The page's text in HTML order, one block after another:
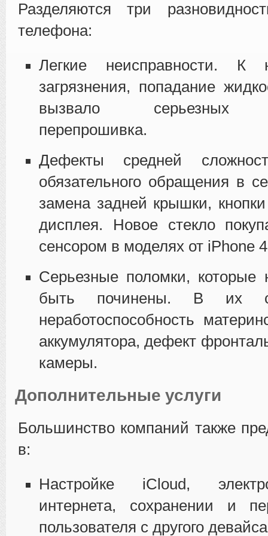
Разделяются три
телефона:
Легкие неисправности. К
загрязнения, попадание
вызвало серьезных
перепрошивка.
Дефекты средней
обязательного обращения в
замена задней крышки,
дисплея. Новое стекло
сенсором в моделях от iPhone
Серьезные поломки, которые
быть починены. В их
неработоспособность
аккумулятора, дефект
камеры.
Дополнительные услуги
Большинство компаний также
в:
Настройке iCloud,
интернета, сохранении и
пользователя с другого